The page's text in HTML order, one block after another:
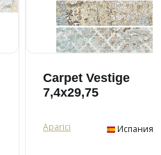
Carpet Vestige
7,4x29,75
Aparici Испания